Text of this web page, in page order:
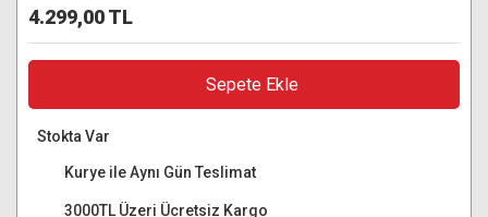
4.299,00 TL
Sepete Ekle
Stokta Var
Kurye ile Aynı Gün Teslimat
3000TL Üzeri Ücretsiz Kargo